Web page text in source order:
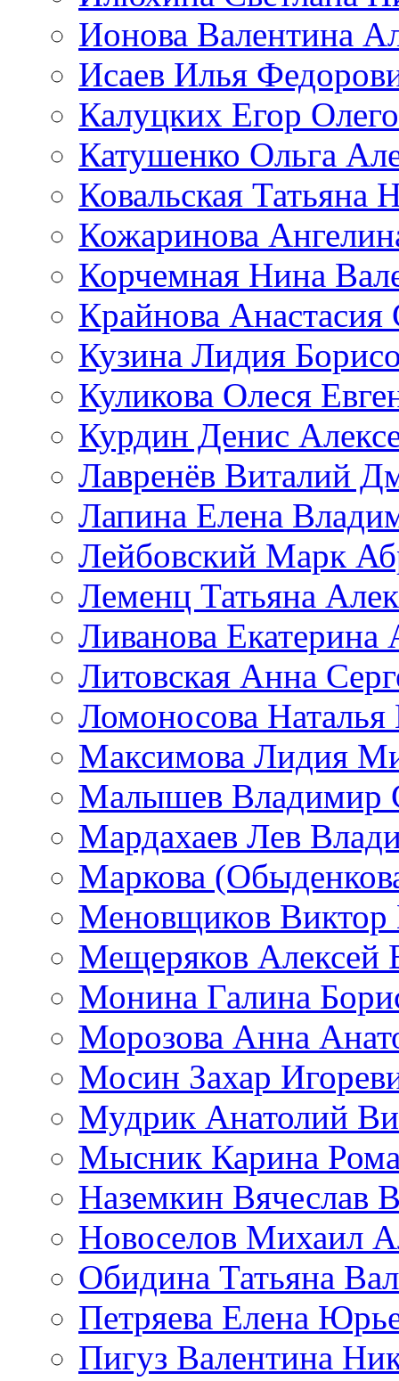
Ионова Валентина
Исаев Илья
Калуцких Егор
Катушенко Ольга
Ковальская Татьяна
Кожаринова
Корчемная Нина
Крайнова Анастасия
Кузина Лидия
Куликова Олеся
Курдин Денис
Лавренёв Виталий
Лапина Елена
Лейбовский Марк
Леменц Татьяна
Ливанова Екатерина
Литовская Анна
Ломоносова
Максимова Лидия
Малышев Владимир
Мардахаев Лев
Маркова
Меновщиков
Мещеряков Алексей
Монина Галина
Морозова Анна
Мосин Захар
Мудрик Анатолий
Мысник Карина
Наземкин Вячеслав
Новоселов Михаил
Обидина Татьяна
Петряева Елена
Пигуз Валентина